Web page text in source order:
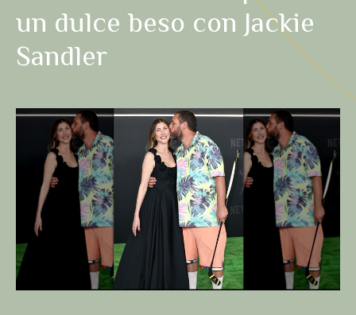
un dulce beso con Jackie
Sandler